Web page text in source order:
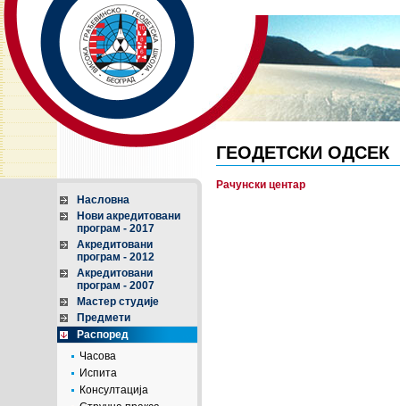
ГЕОДЕТСКИ ОДСЕК
Насловна
Нови акредитовани
програм - 2017
Акредитовани
програм - 2012
Акредитовани
програм - 2007
Мастер студије
Предмети
Распоред
Часова
Испита
Консултација
Рачунски центар